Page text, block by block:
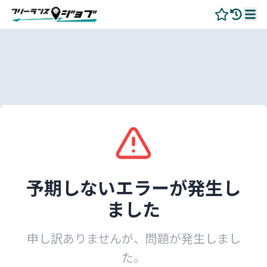
予期しないエラーが発生し
ました
申し訳ありませんが、問題が発生しまし
た。